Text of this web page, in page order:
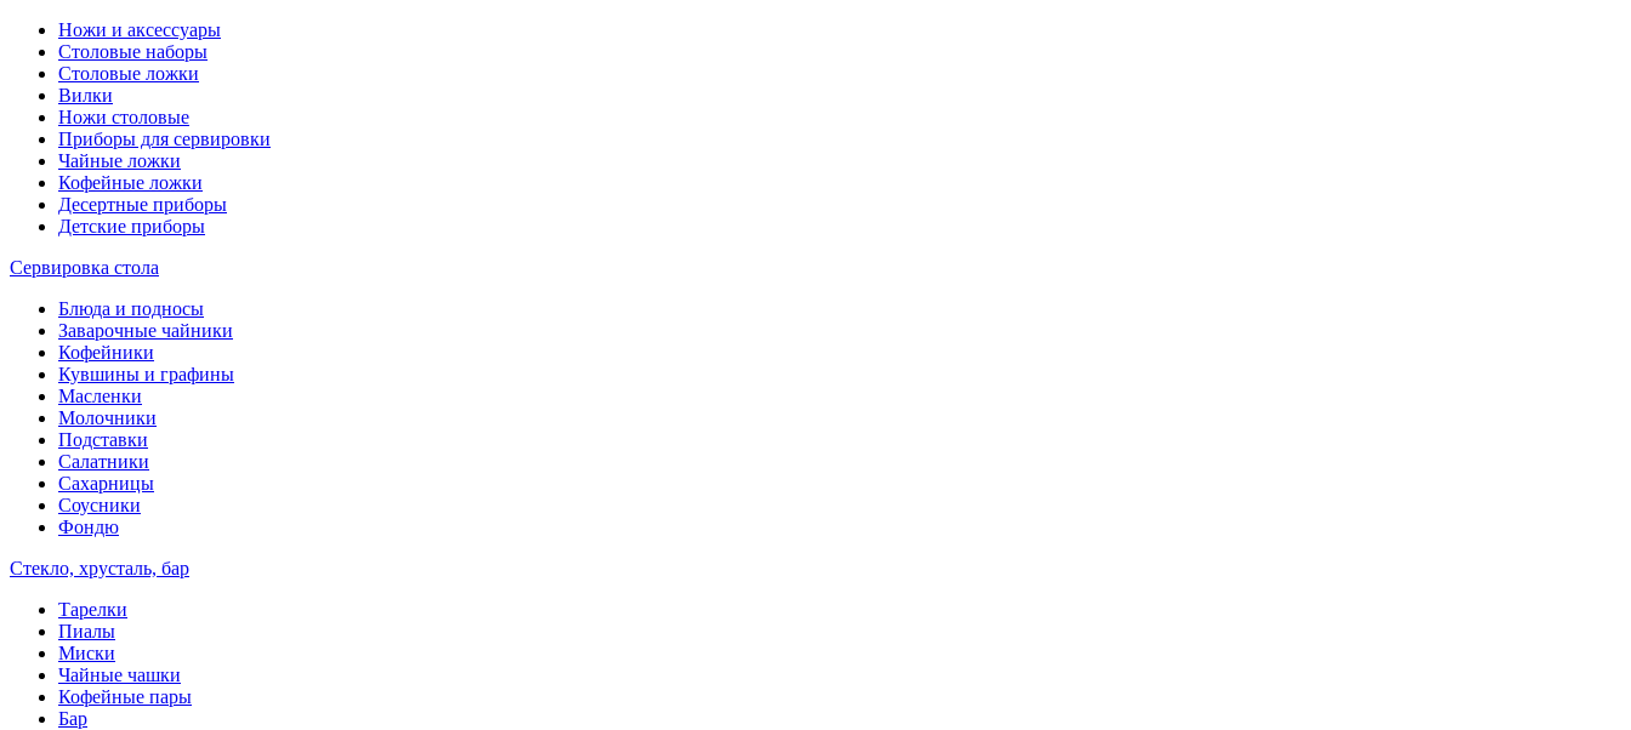
Ножи и аксессуары
Столовые наборы
Столовые ложки
Вилки
Ножи столовые
Приборы для сервировки
Чайные ложки
Кофейные ложки
Десертные приборы
Детские приборы
Сервировка стола
Блюда и подносы
Заварочные чайники
Кофейники
Кувшины и графины
Масленки
Молочники
Подставки
Салатники
Сахарницы
Соусники
Фондю
Стекло, хрусталь, бар
Тарелки
Пиалы
Миски
Чайные чашки
Кофейные пары
Бар